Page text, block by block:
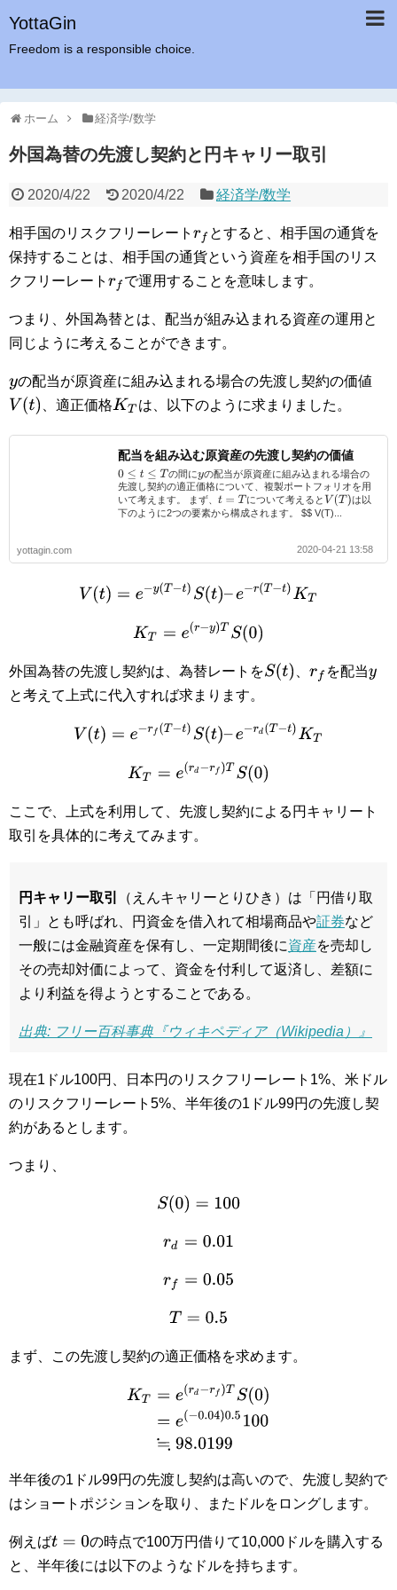
YottaGin
Freedom is a responsible choice.
ホーム 経済学/数学
外国為替の先渡し契約と円キャリー取引
2020/4/22 2020/4/22 経済学/数学
相手国のリスクフリーレート rf
とすると、相手国の通貨を
保持することは、相手国の通貨という資産を相手国のリス
クフリーレート rf で運用することを意味します。
つまり、外国為替とは、配当が組み込まれる資産の運用と
同じように考えることができます。
yの配当が原資産に組み込まれる場合の先渡し契約の価値
V(t) 、適正価格 KT は、以下のように求まりました。
配当を組み込む原資産の先渡し契約の価値
0≤t≤ T の間にyの配当が原資産に組み込まれる場合の
先渡し契約の適正価格について、複製ポートフォリオを用
いて考えます。 まず、 t= T について考えるとV(T)
は以
下のように2つの要素から構成されます。 $$ V(T)...
yottagin.com 2020-04-21 13:58
V (t) =e−y(T−t)S(t)–e r(T−t)KT
K T= e(r−y)TS (0)
外国為替の先渡し契約は、為替レートをS(t) 、rf を配当y
と考えて上式に代入すれば求まります。
V(t) =e−rf(T−t)S(t)–e rd(T−t)KT
K T= e(rd−rf)TS (0)
ここで、上式を利用して、先渡し契約による円キャリート
取引を具体的に考えてみます。
円キャリー取引
（えんキャリーとりひき）は「円借り取
引」とも呼ばれ、円資金を借入れて相場商品や証券など
一般には金融資産を保有し、一定期間後に資産を売却し
その売却対価によって、資金を付利して返済し、差額に
より利益を得ようとすることである。
出典: フリー百科事典『ウィキペディア（Wikipedia）』
現在1ドル100円、日本円のリスクフリーレート1%、米ドル
のリスクフリーレート5%、半年後の1ドル99円の先渡し契
約があるとします。
つまり、
S(0 =100
r d=0.01
r =0.05
T=0.5
まず、この先渡し契約の適正価格を求めます。
KT= e(rd −rf)TS(0)=e(−0.04
半年後の1ドル99円の先渡し契約は高いので、先渡し契約で
はショートポジションを取り、またドルをロングします。
例えばt= 0
の時点で100万円借りて10,000ドルを購入する
と、半年後には以下のようなドルを持ちます。